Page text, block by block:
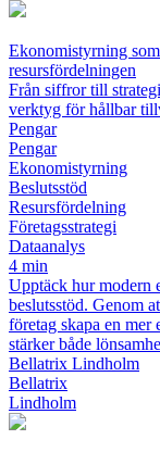
Ekonomistyrning
resursfördelningen
Från siffror till
verktyg för hållbar
Pengar
Pengar
Ekonomistyrning
Beslutsstöd
Resursfördelning
Företagsstrategi
Dataanalys
4 min
Upptäck hur modern
beslutsstöd. Genom
företag skapa en
stärker både
Bellatrix Lindholm
Bellatrix
Lindholm